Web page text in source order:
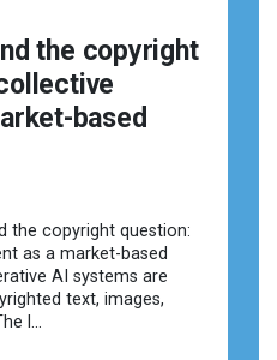
the copyright
based
the copyright question:
as a market-based
AI systems are
text, images,
l...